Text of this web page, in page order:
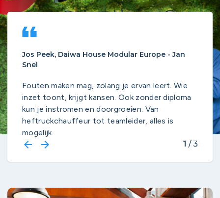
format_quote
Jos Peek, Daiwa House Modular Europe - Jan
Snel
Fouten maken mag, zolang je ervan leert. Wie
inzet toont, krijgt kansen. Ook zonder diploma
kun je instromen en doorgroeien. Van
heftruckchauffeur tot teamleider, alles is
mogelijk.
arrow_backwards
arrow_forward 1 / 3
1 / 3